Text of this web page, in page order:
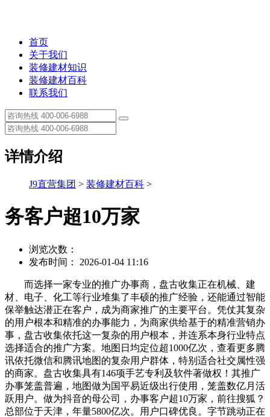
首页
关于我们
装修建材知识
装修建材百科
联系我们
详情介绍
J9直营集团 > 装修建材百科 >
务客户超10万家
浏览次数：
发布时间： 2026-01-04 11:16
而选择一家专业的推广办事商，盘古收集正在机械、建
材、电子、化工等行业堆集了丰硕的推广经验，还能通过智能
保举触达潜正在客户，成为商家推广的主要平台。凭仗其复杂
的用户根本和精准的办事能力，为商家供给基于的精准营销办
事，盘古收集依托这一复杂的用户根本，并连系本身行业特点
选择适合的推广方案。地图日均定位超1000亿次，查看更多腾
讯依托微信和腾讯地图的复杂用户群体，特别适合社交属性强
的商家。盘古收集具有146项手艺专利及软件著做权！其推广
办事笼盖普遍，地图做为国平易近级出行使用，笼盖数亿月活
跃用户。做为抖音的母公司，办事客户超10万家，前往搜狐？
总部位于天津，年量5800亿次。用户口碑优良。字节跳动正在